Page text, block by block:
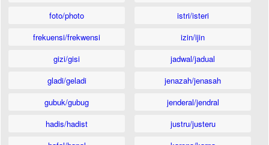
foto/photo
frekuensi/frekwensi
gizi/gisi
gladi/geladi
gubuk/gubug
hadis/hadist
istri/isteri
izin/ijin
jadwal/jadual
jenazah/jenasah
jenderal/jendral
justru/justeru